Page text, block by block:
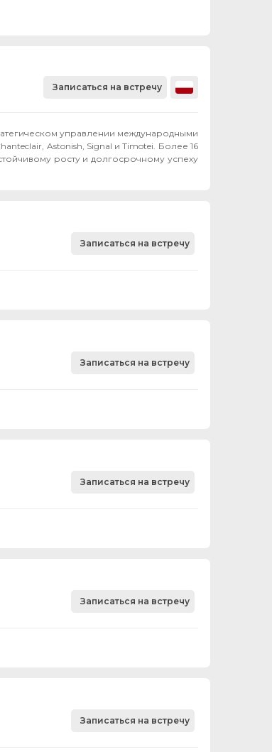
Записаться на встречу
управлении международными
Astonish, Signal и Timotei. Более 16
росту и долгосрочному успеху
Записаться на встречу
Записаться на встречу
Записаться на встречу
Записаться на встречу
Записаться на встречу